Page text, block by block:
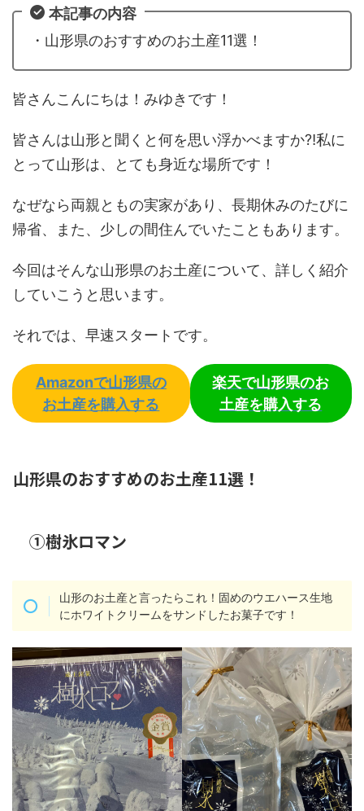
本記事の内容
・山形県のおすすめのお土産11選！
皆さんこんにちは！みゆきです！
皆さんは山形と聞くと何を思い浮かべますか⁈私に
とって山形は、とても身近な場所です！
なぜなら両親ともの実家があり、長期休みのたびに
帰省、また、少しの間住んでいたこともあります。
今回はそんな山形県のお土産について、詳しく紹介
していこうと思います。
それでは、早速スタートです。
Amazonで山形県の
お土産を購入する
楽天で山形県のお
土産を購入する
山形県のおすすめのお土産11選！
①樹氷ロマン
山形のお土産と言ったらこれ！固めのウエハース生地
にホワイトクリームをサンドしたお菓子です！